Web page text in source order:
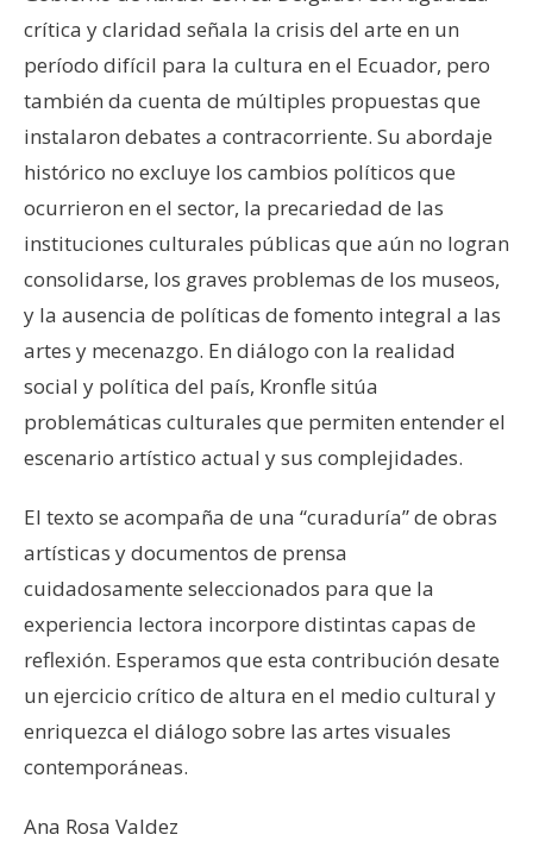
crítica y claridad señala la crisis del arte en un
período difícil para la cultura en el Ecuador, pero
también da cuenta de múltiples propuestas que
instalaron debates a contracorriente. Su abordaje
histórico no excluye los cambios políticos que
ocurrieron en el sector, la precariedad de las
instituciones culturales públicas que aún no logran
consolidarse, los graves problemas de los museos,
y la ausencia de políticas de fomento integral a las
artes y mecenazgo. En diálogo con la realidad
social y política del país, Kronfle sitúa
problemáticas culturales que permiten entender el
escenario artístico actual y sus complejidades.
El texto se acompaña de una “curaduría” de obras
artísticas y documentos de prensa
cuidadosamente seleccionados para que la
experiencia lectora incorpore distintas capas de
reflexión. Esperamos que esta contribución desate
un ejercicio crítico de altura en el medio cultural y
enriquezca el diálogo sobre las artes visuales
contemporáneas.
Ana Rosa Valdez